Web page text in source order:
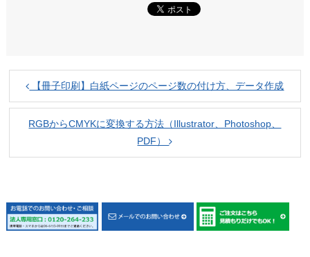
【冊子印刷】白紙ページのページ数の付け方、データ作成
RGBからCMYKに変換する方法（Illustrator、Photoshop、
PDF）